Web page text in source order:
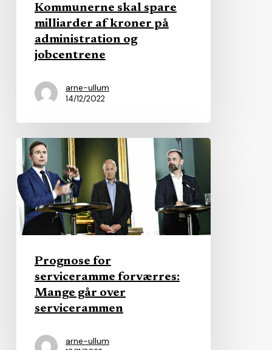
jobcentrene
Kommunerne skal spare
milliarder af kroner på
administration og
jobcentrene
arne-ullum
14/12/2022
Prognose
for
serviceramme
forværres:
Mange
går
servicerammen
Prognose for
serviceramme forværres:
Mange går over
servicerammen
arne-ullum